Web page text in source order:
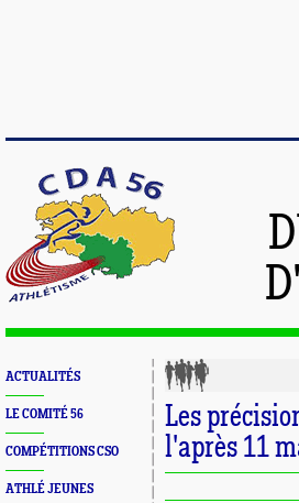
ACTUALITÉS
LE COMITÉ 56
COMPÉTITIONS CSO
ATHLÉ JEUNES
Les
l'après 11